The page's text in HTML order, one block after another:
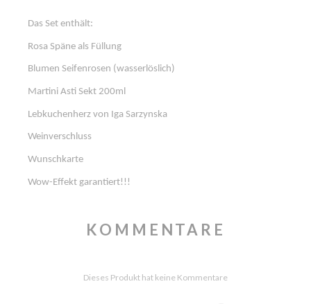
Das Set enthält:
Rosa Späne als Füllung
Blumen Seifenrosen (wasserlöslich)
Martini Asti Sekt 200ml
Lebkuchenherz von Iga Sarzynska
Weinverschluss
Wunschkarte
Wow-Effekt garantiert!!!
KOMMENTARE
Dieses Produkt hat keine Kommentare